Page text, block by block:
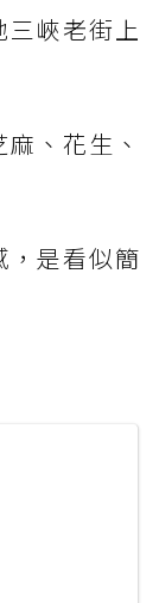
峽老街上
、花生、
，是看似簡